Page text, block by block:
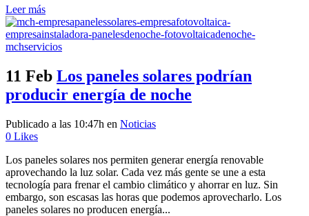
Leer más
11 Feb Los paneles solares podrían
producir energía de noche
Publicado a las 10:47h en Noticias
0 Likes
Los paneles solares nos permiten generar energía renovable
aprovechando la luz solar. Cada vez más gente se une a esta
tecnología para frenar el cambio climático y ahorrar en luz. Sin
embargo, son escasas las horas que podemos aprovecharlo. Los
paneles solares no producen energía...